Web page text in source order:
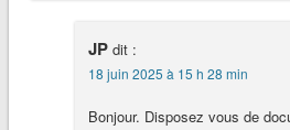
JP dit :
18 juin 2025 à 15 h 28 min
Bonjour. Disposez vous de